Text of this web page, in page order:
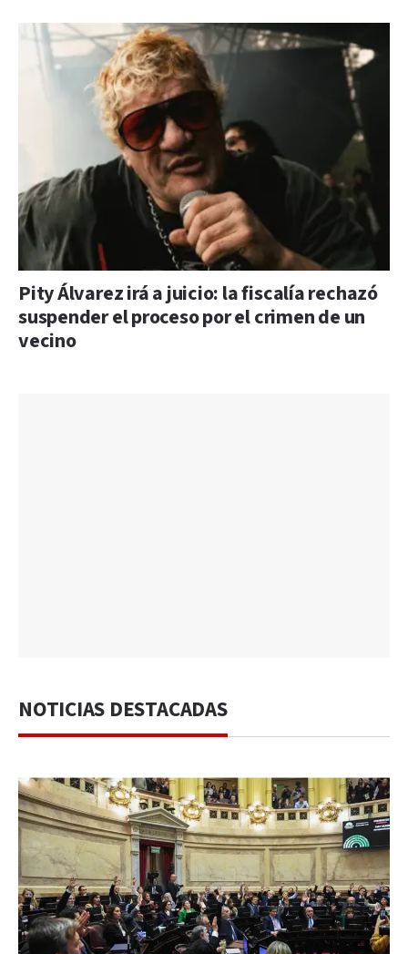
Pity Álvarez irá a juicio: la fiscalía rechazó
suspender el proceso por el crimen de un
vecino
NOTICIAS DESTACADAS